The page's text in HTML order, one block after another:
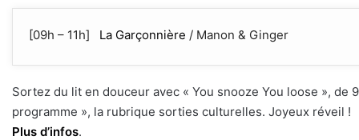
[09h – 11h] La Garçonnière / Manon & Ginger
Sortez du lit en douceur avec « You snooze You loose »,
programme », la rubrique sorties culturelles. Joyeux réveil !
Plus d’infos.